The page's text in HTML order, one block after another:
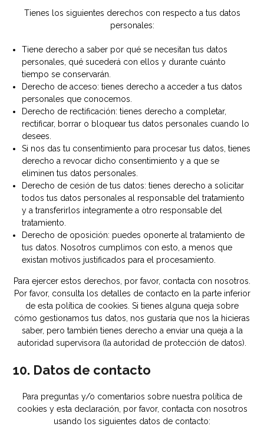
Tienes los siguientes derechos con respecto a tus datos
personales:
Tiene derecho a saber por qué se necesitan tus datos
personales, qué sucederá con ellos y durante cuánto
tiempo se conservarán.
Derecho de acceso: tienes derecho a acceder a tus datos
personales que conocemos.
Derecho de rectificación: tienes derecho a completar,
rectificar, borrar o bloquear tus datos personales cuando lo
desees.
Si nos das tu consentimiento para procesar tus datos, tienes
derecho a revocar dicho consentimiento y a que se
eliminen tus datos personales.
Derecho de cesión de tus datos: tienes derecho a solicitar
todos tus datos personales al responsable del tratamiento
y a transferirlos íntegramente a otro responsable del
tratamiento.
Derecho de oposición: puedes oponerte al tratamiento de
tus datos. Nosotros cumplimos con esto, a menos que
existan motivos justificados para el procesamiento.
Para ejercer estos derechos, por favor, contacta con nosotros.
Por favor, consulta los detalles de contacto en la parte inferior
de esta política de cookies. Si tienes alguna queja sobre
cómo gestionamos tus datos, nos gustaría que nos la hicieras
saber, pero también tienes derecho a enviar una queja a la
autoridad supervisora (la autoridad de protección de datos).
10. Datos de contacto
Para preguntas y/o comentarios sobre nuestra política de
cookies y esta declaración, por favor, contacta con nosotros
usando los siguientes datos de contacto: